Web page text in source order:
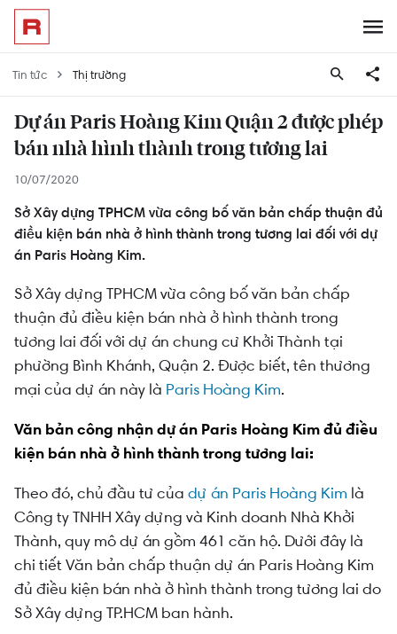
Tin tức Thị trường
Dự án Paris Hoàng Kim Quận 2 được phép
bán nhà hình thành trong tương lai
10/07/2020
Sở Xây dựng TPHCM vừa công bố văn bản chấp thuận đủ
điều kiện bán nhà ở hình thành trong tương lai đối với dự
án Paris Hoàng Kim.
Sở Xây dựng TPHCM vừa công bố văn bản chấp
thuận đủ điều kiện bán nhà ở hình thành trong
tương lai đối với dự án chung cư Khởi Thành tại
phường Bình Khánh, Quận 2. Được biết, tên thương
mại của dự án này là Paris Hoàng Kim.
Văn bản công nhận dự án Paris Hoàng Kim đủ điều
kiện bán nhà ở hình thành trong tương lai:
Theo đó, chủ đầu tư của dự án Paris Hoàng Kim là
Công ty TNHH Xây dựng và Kinh doanh Nhà Khởi
Thành, quy mô dự án gồm 461 căn hộ. Dưới đây là
chi tiết Văn bản chấp thuận dự án Paris Hoàng Kim
đủ điều kiện bán nhà ở hình thành trong tương lai do
Sở Xây dựng TP.HCM ban hành.